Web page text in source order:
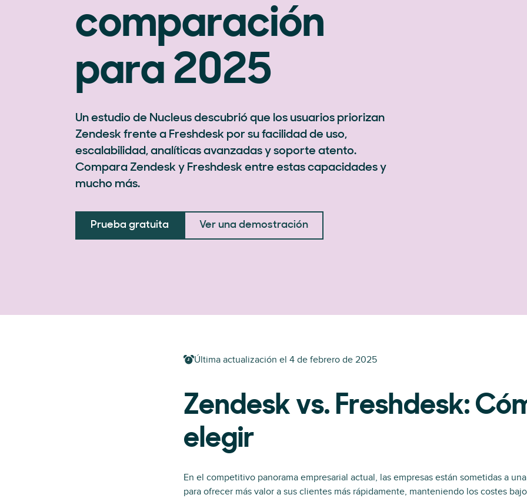
comparación
para 2025
Un estudio de Nucleus descubrió que los usuarios priorizan
Zendesk frente a Freshdesk por su facilidad de uso,
escalabilidad, analíticas avanzadas y soporte atento.
Compara Zendesk y Freshdesk entre estas capacidades y
mucho más.
Prueba gratuita Ver una demostración
Última actualización el 4 de febrero de 2025
Zendesk vs. Freshdesk:
elegir
En el competitivo panorama empresarial actual, las empresas están sometidas a
para ofrecer más valor a sus clientes más rápidamente, manteniendo los costes